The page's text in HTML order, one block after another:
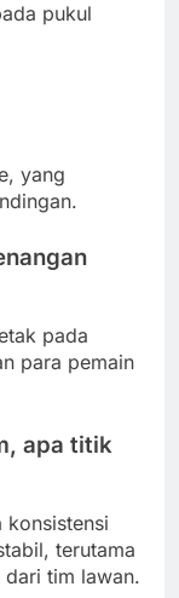
pukul
yang
pada
para pemain
apa titik
konsistensi
terutama
dari tim lawan.